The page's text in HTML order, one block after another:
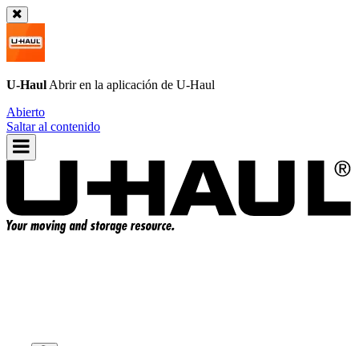
U-Haul Abrir en la aplicación de U-Haul
Abierto
Saltar al contenido